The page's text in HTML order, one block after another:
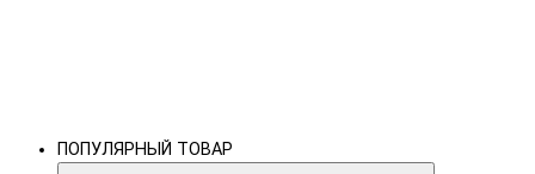
ПОПУЛЯРНЫЙ ТОВАР